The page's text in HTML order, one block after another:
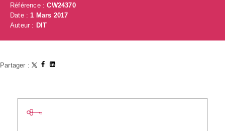
Référence :CW24370
Date : 1 Mars 2017
Auteur : DIT
Partager :